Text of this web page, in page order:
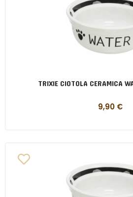
TRIXIE CIOTOLA CERAMICA
9,90 €